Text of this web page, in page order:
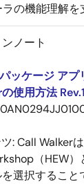
の機能理解を
ノート
ッケージ ア
使用方法
:Call Walker
（HEW
選択すること